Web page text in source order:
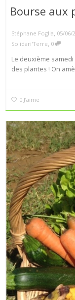
Bourse aux
Stéphane Foglia, 05/06/
Solidari'Terre, 0
Le deuxième
des plantes ! On
0 J’aime